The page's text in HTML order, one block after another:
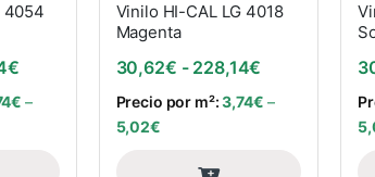
4054
€Rango de precios: desde 30,62€ hasta
€ –
Vinilo HI-CAL LG 4018
Magenta
30,62€ - 228,14€ Rango de
Precio por m²:3,74€ –
5,02€